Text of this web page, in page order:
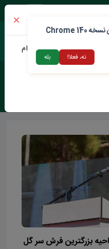
بزرگترین فرش سر گل
از طریق لینک زیر اقدام
لطفاً مرورگر خود را به آخرین نسخه Chrome 140
نه، فعلا! بله